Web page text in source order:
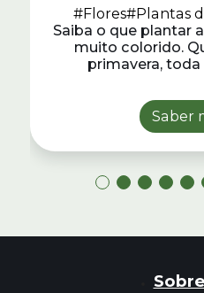
#Flores#Plantas
Saiba o que plantar
muito colorido.
primavera, toda
Saber